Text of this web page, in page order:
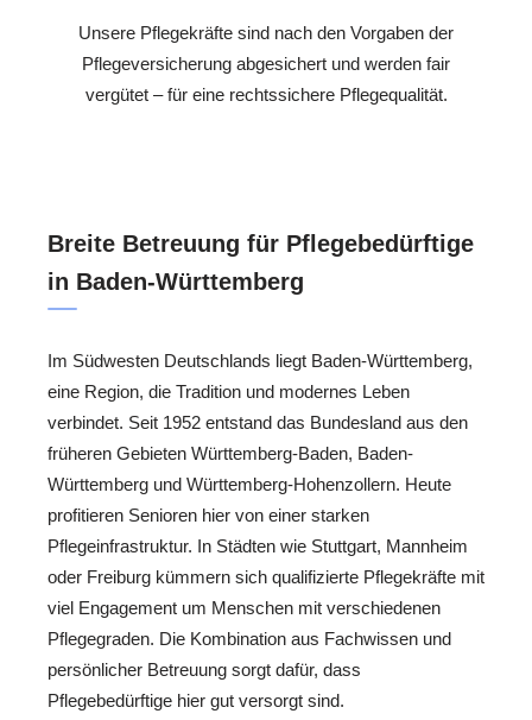
Unsere Pflegekräfte sind nach den Vorgaben der
Pflegeversicherung abgesichert und werden fair
vergütet – für eine rechtssichere Pflegequalität.
Breite Betreuung für Pflegebedürftige
in Baden-Württemberg
Im Südwesten Deutschlands liegt Baden-Württemberg,
eine Region, die Tradition und modernes Leben
verbindet. Seit 1952 entstand das Bundesland aus den
früheren Gebieten Württemberg-Baden, Baden-
Württemberg und Württemberg-Hohenzollern. Heute
profitieren Senioren hier von einer starken
Pflegeinfrastruktur. In Städten wie Stuttgart, Mannheim
oder Freiburg kümmern sich qualifizierte Pflegekräfte mit
viel Engagement um Menschen mit verschiedenen
Pflegegraden. Die Kombination aus Fachwissen und
persönlicher Betreuung sorgt dafür, dass
Pflegebedürftige hier gut versorgt sind.